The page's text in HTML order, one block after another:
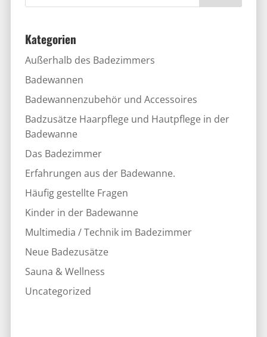
Kategorien
Außerhalb des Badezimmers
Badewannen
Badewannenzubehör und Accessoires
Badzusätze Haarpflege und Hautpflege in der
Badewanne
Das Badezimmer
Erfahrungen aus der Badewanne.
Häufig gestellte Fragen
Kinder in der Badewanne
Multimedia / Technik im Badezimmer
Neue Badezusätze
Sauna & Wellness
Uncategorized